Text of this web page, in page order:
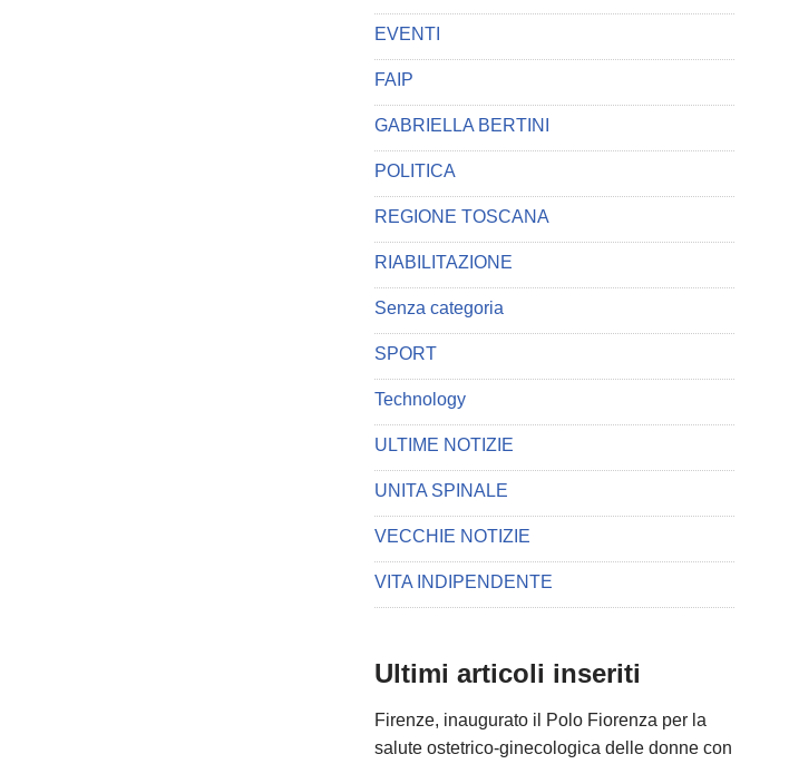
EVENTI
FAIP
GABRIELLA BERTINI
POLITICA
REGIONE TOSCANA
RIABILITAZIONE
Senza categoria
SPORT
Technology
ULTIME NOTIZIE
UNITA SPINALE
VECCHIE NOTIZIE
VITA INDIPENDENTE
Ultimi articoli inseriti
Firenze, inaugurato il Polo Fiorenza per la
salute ostetrico-ginecologica delle donne con